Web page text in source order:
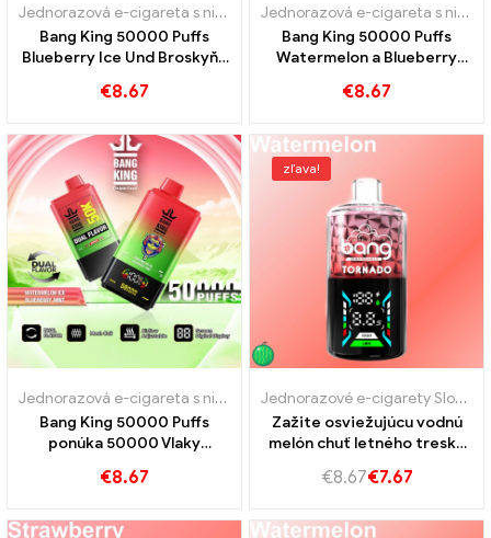
Jednorazová e-cigareta s nikotínom ,Jednorazové e-cigarety,
Bang King 50000 Puffs
Blueberry Ice Und Broskyňa
€8.67
Jednorazová e-cigareta s nikotínom
Bang King 50000 Puffs
Watermelon a Blueberry
Long Service Life
€8.67
Jednorazová e-cigareta s nikotínom ,Jednorazové e-cigarety,
Bang King 50000 Puffs
ponúka 50000 Vlaky
čučoriedková mäta
€8.67
zľava!
Jednorazové e-cigarety Slovensko
Zažite osviežujúcu vodnú
melón chuť letného tresku
€8.67€7.67